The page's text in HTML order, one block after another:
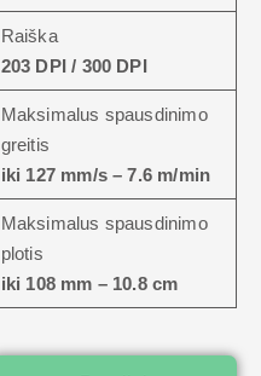
Raiška
203 DPI / 300 DPI
Maksimalus spausdinimo
greitis
iki 127 mm/s – 7.6 m/min
Maksimalus spausdinimo
plotis
iki 108 mm – 10.8 cm